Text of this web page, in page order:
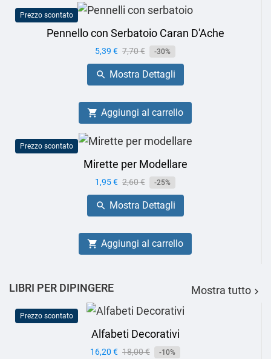
Prezzo scontato
Pennello con Serbatoio Caran D'Ache
Prezzo
5,39 € Prezzo
base
7,70 € -30%
 Mostra Dettagli
 Aggiungi al carrello
Prezzo scontato
Mirette per Modellare
Prezzo
1,95 € Prezzo
base
2,60 € -25%
 Mostra Dettagli
 Aggiungi al carrello
LIBRI PER DIPINGERE Mostra tutto 
Prezzo scontato
Alfabeti Decorativi
Prezzo
16,20 € Prezzo
18,00 € -10%